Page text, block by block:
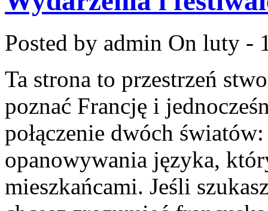
Posted by admin On luty -
Ta strona to przestrzeń
poznać Francję i
połączenie dwóch
opanowywania języka,
mieszkańcami. Jeśli